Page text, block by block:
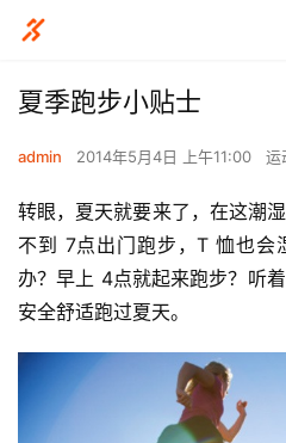
夏季跑步小贴士
admin 2014年5月4日 上午11:00 运
转眼，夏天就要来了，在这潮
不到 7点出门跑步，T 恤也会
办？早上 4点就起来跑步？听
安全舒适跑过夏天。